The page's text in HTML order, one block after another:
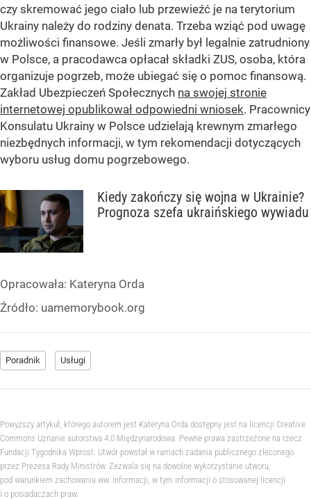
czy skremować jego ciało lub przewieźć je na terytorium
Ukrainy należy do rodziny denata. Trzeba wziąć pod uwagę
możliwości finansowe. Jeśli zmarły był legalnie zatrudniony
w Polsce, a pracodawca opłacał składki ZUS, osoba, która
organizuje pogrzeb, może ubiegać się o pomoc finansową.
Zakład Ubezpieczeń Społecznych na swojej stronie
internetowej opublikował odpowiedni wniosek. Pracownicy
Konsulatu Ukrainy w Polsce udzielają krewnym zmarłego
niezbędnych informacji, w tym rekomendacji dotyczących
wyboru usług domu pogrzebowego.
Kiedy zakończy się wojna w Ukrainie?
Prognoza szefa ukraińskiego wywiadu
Opracowała: Kateryna Orda
Źródło: uamemorybook.org
Poradnik Usługi
Powyższy artykuł, którego autorem jest Kateryna Orda dostępny jest na licencji Creative
Commons Uznanie autorstwa 4.0 Międzynarodowa. Pewne prawa zastrzeżone na rzecz
Fundacji Tygodnika Wprost. Utwór powstał w ramach zadania publicznego zleconego
przez Prezesa Rady Ministrów. Zezwala się na dowolne wykorzystanie utworu,
pod warunkiem zachowania ww. informacji, w tym informacji o stosowanej licencji
i o posiadaczach praw.